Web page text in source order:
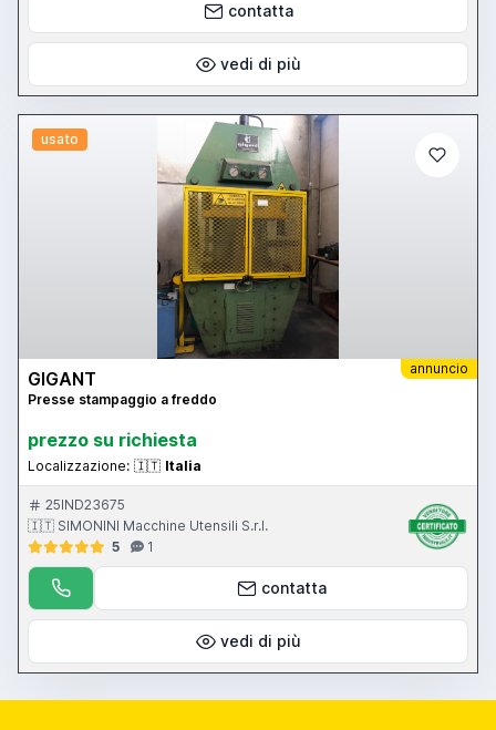
contatta
vedi di più
usato
annuncio
GIGANT
Presse stampaggio a freddo
prezzo su richiesta
Localizzazione: 🇮🇹 Italia
25IND23675
🇮🇹 SIMONINI Macchine Utensili S.r.l.
5
1
contatta
vedi di più